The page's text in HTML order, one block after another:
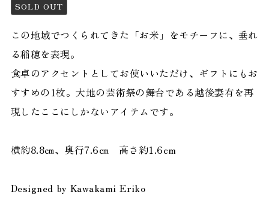
SOLD OUT
この地域でつくられてきた「お米」をモチーフに、垂れ
る稲穂を表現。
食卓のアクセントとしてお使いいただけ、ギフトにもお
すすめの1枚。大地の芸術祭の舞台である越後妻有を再
現したここにしかないアイテムです。
横約8.8㎝、奥行7.6㎝ 高さ約1.6cm
Designed by Kawakami Eriko